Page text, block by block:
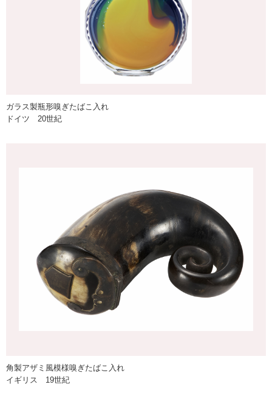
ガラス製瓶形嗅ぎたばこ入れ
ドイツ 20世紀
角製アザミ風模様嗅ぎたばこ入れ
イギリス 19世紀